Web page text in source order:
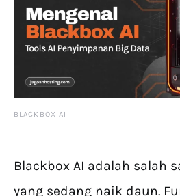
BLACKBOX AI
Blackbox AI adalah salah
yang sedang naik daun.